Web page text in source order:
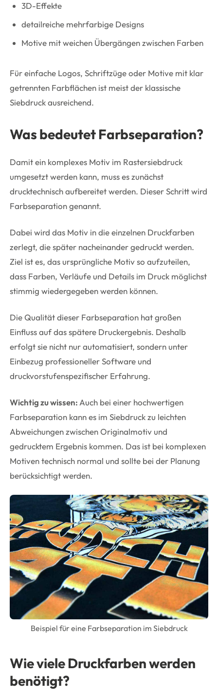
3D-Effekte
detailreiche mehrfarbige Designs
Motive mit weichen Übergängen zwischen Farben
Für einfache Logos, Schriftzüge oder Motive mit klar
getrennten Farbflächen ist meist der klassische
Siebdruck ausreichend.
Was bedeutet Farbseparation?
Damit ein komplexes Motiv im Rastersiebdruck
umgesetzt werden kann, muss es zunächst
drucktechnisch aufbereitet werden. Dieser Schritt wird
Farbseparation genannt.
Dabei wird das Motiv in die einzelnen Druckfarben
zerlegt, die später nacheinander gedruckt werden.
Ziel ist es, das ursprüngliche Motiv so aufzuteilen,
dass Farben, Verläufe und Details im Druck möglichst
stimmig wiedergegeben werden können.
Die Qualität dieser Farbseparation hat großen
Einfluss auf das spätere Druckergebnis. Deshalb
erfolgt sie nicht nur automatisiert, sondern unter
Einbezug professioneller Software und
druckvorstufenspezifischer Erfahrung.
Wichtig zu wissen: Auch bei einer hochwertigen
Farbseparation kann es im Siebdruck zu leichten
Abweichungen zwischen Originalmotiv und
gedrucktem Ergebnis kommen. Das ist bei komplexen
Motiven technisch normal und sollte bei der Planung
berücksichtigt werden.
Beispiel für eine Farbseparation im Siebdruck
Wie viele Druckfarben werden
benötigt?